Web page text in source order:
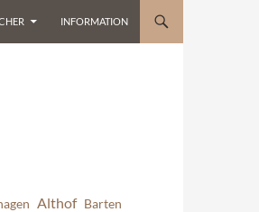
INFORMATION
Althof Barten